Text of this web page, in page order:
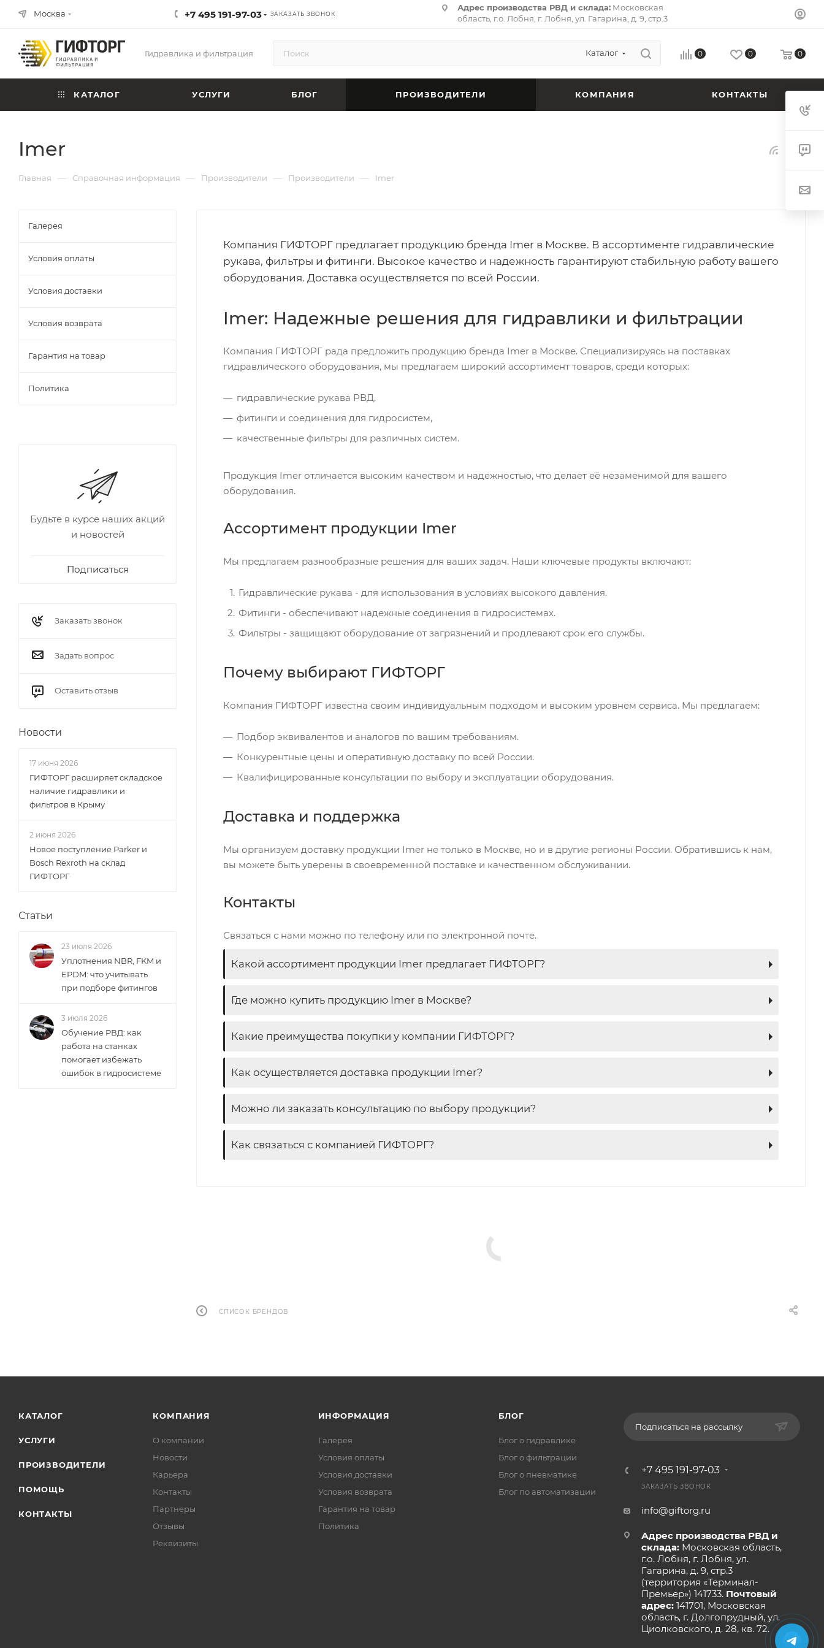
Москва +7 495 191-97-03 ЗАКАЗАТЬ ЗВОНОК
Адрес производства РВД и склада: Московская
область, г.о. Лобня, г. Лобня, ул. Гагарина, д. 9, стр.3
Гидравлика и фильтрация Каталог 0 0 0
КАТАЛОГ УСЛУГИ БЛОГ ПРОИЗВОДИТЕЛИ КОМПАНИЯ КОНТАКТЫ
Imer
Главная — Справочная информация — Производители — Производители — Imer
Компания ГИФТОРГ предлагает продукцию бренда Imer в Москве. В ассортименте гидравлические
рукава, фильтры и фитинги. Высокое качество и надежность гарантируют стабильную работу вашего
оборудования. Доставка осуществляется по всей России.
Imer: Надежные решения для гидравлики и фильтрации
Компания ГИФТОРГ рада предложить продукцию бренда Imer в Москве. Специализируясь на поставках
гидравлического оборудования, мы предлагаем широкий ассортимент товаров, среди которых:
гидравлические рукава РВД,
фитинги и соединения для гидросистем,
качественные фильтры для различных систем.
Продукция Imer отличается высоким качеством и надежностью, что делает её незаменимой для вашего
оборудования.
Ассортимент продукции Imer
Мы предлагаем разнообразные решения для ваших задач. Наши ключевые продукты включают:
Гидравлические рукава - для использования в условиях высокого давления.
Фитинги - обеспечивают надежные соединения в гидросистемах.
Фильтры - защищают оборудование от загрязнений и продлевают срок его службы.
Почему выбирают ГИФТОРГ
Компания ГИФТОРГ известна своим индивидуальным подходом и высоким уровнем сервиса. Мы предлагаем:
Подбор эквивалентов и аналогов по вашим требованиям.
Конкурентные цены и оперативную доставку по всей России.
Квалифицированные консультации по выбору и эксплуатации оборудования.
Доставка и поддержка
Мы организуем доставку продукции Imer не только в Москве, но и в другие регионы России. Обратившись к нам,
вы можете быть уверены в своевременной поставке и качественном обслуживании.
Контакты
Связаться с нами можно по телефону или по электронной почте.
Какой ассортимент продукции Imer предлагает ГИФТОРГ?
Где можно купить продукцию Imer в Москве?
Какие преимущества покупки у компании ГИФТОРГ?
Как осуществляется доставка продукции Imer?
Можно ли заказать консультацию по выбору продукции?
Как связаться с компанией ГИФТОРГ?
СПИСОК БРЕНДОВ
Галерея
Условия оплаты
Условия доставки
Условия возврата
Гарантия на товар
Политика
Будьте в курсе наших акций
и новостей
Подписаться
Заказать звонок
Задать вопрос
Оставить отзыв
Новости
17 июня 2026
ГИФТОРГ расширяет складское
наличие гидравлики и
фильтров в Крыму
2 июня 2026
Новое поступление Parker и
Bosch Rexroth на склад
ГИФТОРГ
Статьи
23 июля 2026
Уплотнения NBR, FKM и
EPDM: что учитывать
при подборе фитингов
3 июля 2026
Обучение РВД: как
работа на станках
помогает избежать
ошибок в гидросистеме
КАТАЛОГ
УСЛУГИ
ПРОИЗВОДИТЕЛИ
ПОМОЩЬ
КОНТАКТЫ
КОМПАНИЯ
О компании
Новости
Карьера
Контакты
Партнеры
Отзывы
Реквизиты
ИНФОРМАЦИЯ
Галерея
Условия оплаты
Условия доставки
Условия возврата
Гарантия на товар
Политика
БЛОГ
Блог о гидравлике
Блог о фильтрации
Блог о пневматике
Блог по автоматизации
Подписаться на рассылку
+7 495 191-97-03
ЗАКАЗАТЬ ЗВОНОК
info@giftorg.ru
Адрес производства РВД и
склада:Московская область,
г.о. Лобня, г. Лобня, ул.
Гагарина, д. 9, стр.3
(территория «Терминал-
Премьер») 141733. Почтовый
адрес:141701, Московская
область, г. Долгопрудный, ул.
Циолковского, д. 28, кв. 72.